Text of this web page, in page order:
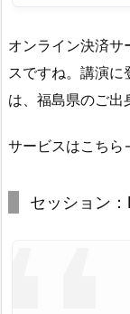
オンライン決済サ
スですね。講演に
は、福島県のご出
サービスはこち
セッション